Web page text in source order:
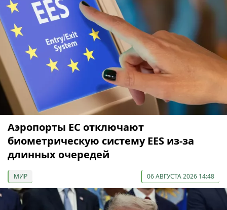
Аэропорты ЕС отключают
биометрическую систему EES из-за
длинных очередей
МИР 06 АВГУСТА 2026 14:48